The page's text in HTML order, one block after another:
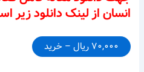
انسان از لینک دانلود زیر
۷۰,۰۰۰ ریال – خرید